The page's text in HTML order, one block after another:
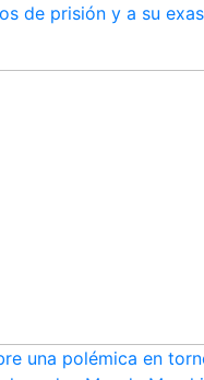
de prisión y a su
una polémica en